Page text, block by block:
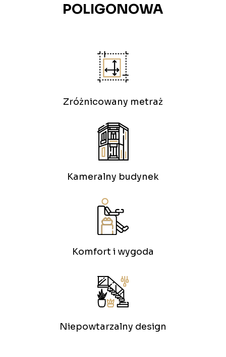
POLIGONOWA
Zróżnicowany metraż
Kameralny budynek
Komfort i wygoda
Niepowtarzalny design